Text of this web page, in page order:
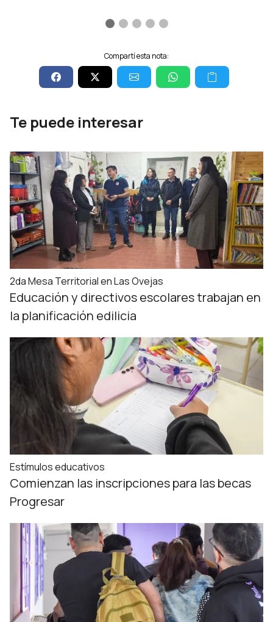
Compartí esta nota:
Te puede interesar
2da Mesa Territorial en Las Ovejas
Educación y directivos escolares trabajan en
la planificación edilicia
Estímulos educativos
Comienzan las inscripciones para las becas
Progresar